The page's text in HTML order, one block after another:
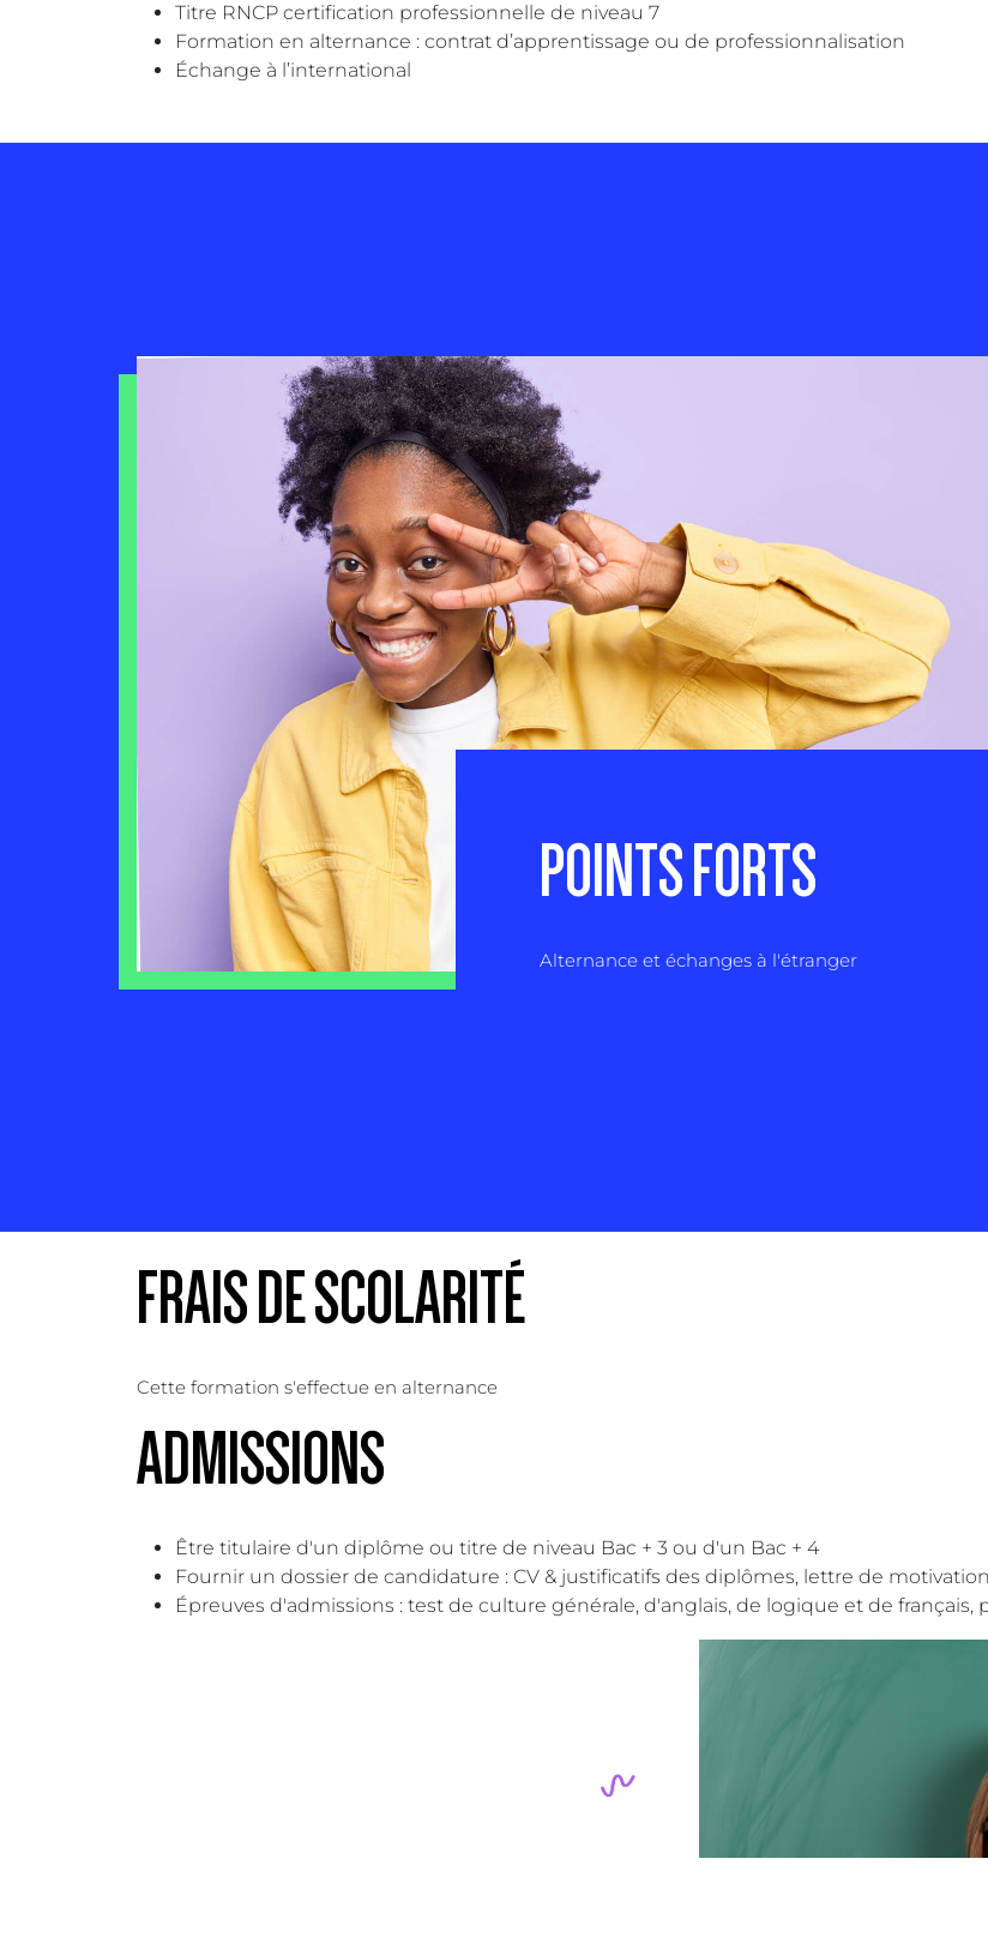
Titre RNCP certification professionnelle de niveau 7
Formation en alternance : contrat d’apprentissage ou de professionnalisation
Échange à l’international
POINTS FORTS
Alternance et échanges à l'étranger
FRAIS DE SCOLARITÉ
Cette formation s'effectue en alternance
ADMISSIONS
Être titulaire d'un diplôme ou titre de niveau Bac + 3 ou d'un Bac + 4
Fournir un dossier de candidature : CV & justificatifs des diplômes, lettre de
Épreuves d'admissions : test de culture générale, d'anglais, de logique et de